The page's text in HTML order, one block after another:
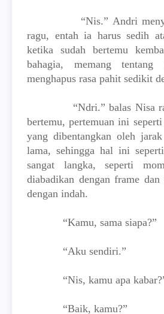
“Nis.” Andri
ragu, entah ia harus sedih
ketika sudah bertemu
bahagia, memang tentang
menghapus rasa pahit sedikit
“Ndri.” balas Nisa
bertemu, pertemuan ini seperti
yang dibentangkan oleh
lama, sehingga hal ini
sangat langka, seperti
diabadikan dengan frame
dengan indah.
“Kamu, sama siapa?”
“Aku sendiri.”
“Nis, kamu apa kabar?”
“Baik, kamu?”